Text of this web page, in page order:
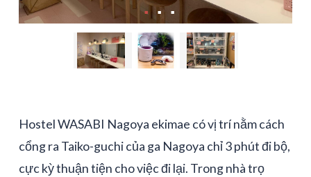
Hostel WASABI Nagoya ekimae có vị trí nằm cách
cổng ra Taiko-guchi của ga Nagoya chỉ 3 phút đi bộ,
cực kỳ thuận tiện cho việc đi lại. Trong nhà trọ